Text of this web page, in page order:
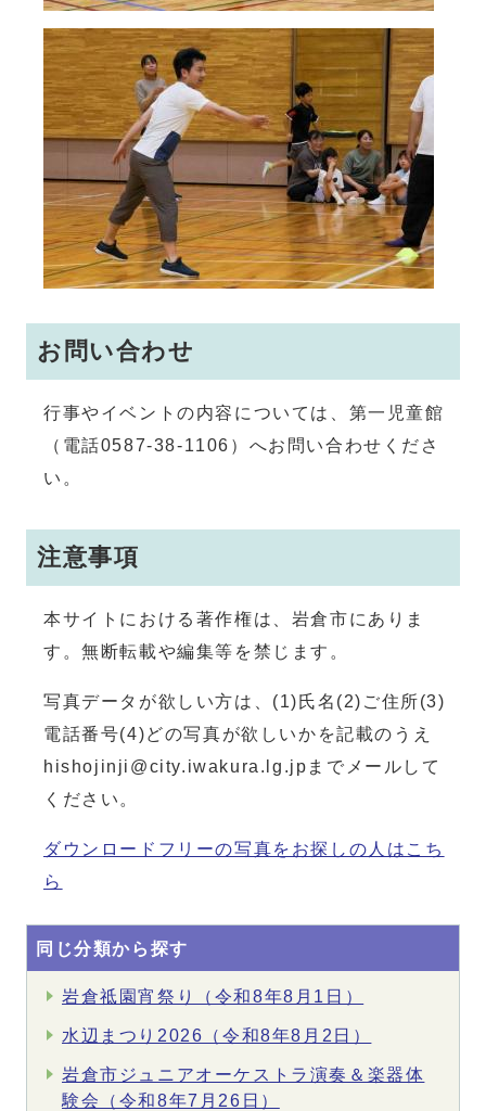
お問い合わせ
行事やイベントの内容については、第一児童館
（電話0587-38-1106）へお問い合わせくださ
い。
注意事項
本サイトにおける著作権は、岩倉市にありま
す。無断転載や編集等を禁じます。
写真データが欲しい方は、(1)氏名(2)ご住所(3)
電話番号(4)どの写真が欲しいかを記載のうえ
hishojinji@city.iwakura.lg.jpまでメールして
ください。
ダウンロードフリーの写真をお探しの人はこち
ら
同じ分類から探す
岩倉祗園宵祭り（令和8年8月1日）
水辺まつり2026（令和8年8月2日）
岩倉市ジュニアオーケストラ演奏＆楽器体
験会（令和8年7月26日）